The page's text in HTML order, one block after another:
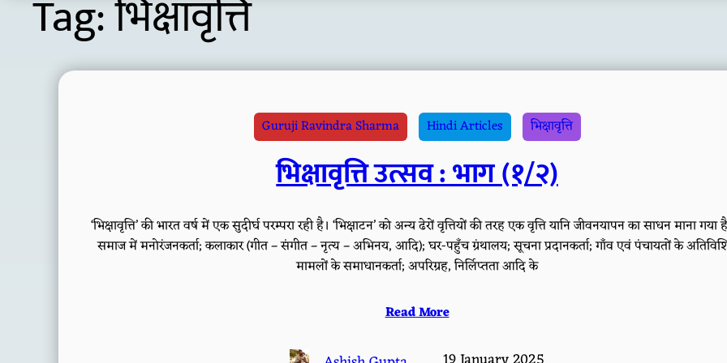
Tag:भिक्षावृत्ति
Guruji Ravindra Sharma Hindi Articles भिक्षावृत्ति
भिक्षावृत्ति उत्सव : भाग (१/२)
‘भिक्षावृत्ति’ की भारत वर्ष में एक सुदीर्घ परम्परा रही है। ‘भिक्षाटन’ को अन्य ढेरों वृत्तियों की तरह एक वृत्ति यानि जीवनयापन का साधन माना गया
समाज में मनोरंजनकर्ता; कलाकार (गीत – संगीत – नृत्य – अभिनय, आदि); घर-पहुँच ग्रंथालय; सूचना प्रदानकर्ता; गाँव एवं पंचायतों के
मामलों के समाधानकर्ता; अपरिग्रह, निर्लिप्तता आदि के
Read More